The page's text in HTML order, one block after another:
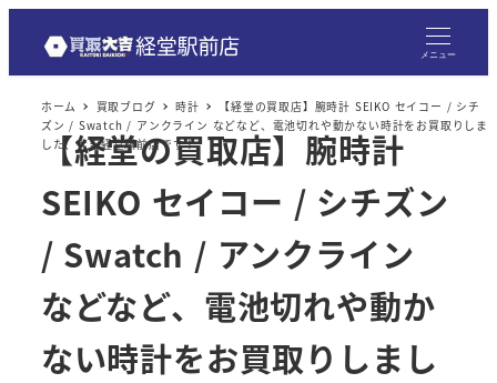
メニュー
ホーム 買取ブログ 時計
【経堂の買取店】腕時計 SEIKO セイコー / シチ
ズン / Swatch / アンクライン などなど、電池切れや動かない時計をお買取りしま
した、大吉経堂駅前店です！
【経堂の買取店】腕時計
SEIKO セイコー / シチズン
/ Swatch / アンクライン
などなど、電池切れや動か
ない時計をお買取りしまし